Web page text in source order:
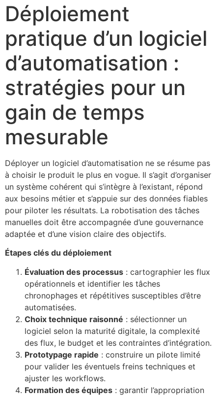
Déploiement
pratique d’un logiciel
d’automatisation :
stratégies pour un
gain de temps
mesurable
Déployer un logiciel d’automatisation ne se résume pas
à choisir le produit le plus en vogue. Il s’agit d’organiser
un système cohérent qui s’intègre à l’existant, répond
aux besoins métier et s’appuie sur des données fiables
pour piloter les résultats. La robotisation des tâches
manuelles doit être accompagnée d’une gouvernance
adaptée et d’une vision claire des objectifs.
Étapes clés du déploiement
Évaluation des processus : cartographier les flux
opérationnels et identifier les tâches
chronophages et répétitives susceptibles d’être
automatisées.
Choix technique raisonné : sélectionner un
logiciel selon la maturité digitale, la complexité
des flux, le budget et les contraintes d’intégration.
Prototypage rapide : construire un pilote limité
pour valider les éventuels freins techniques et
ajuster les workflows.
Formation des équipes : garantir l’appropriation